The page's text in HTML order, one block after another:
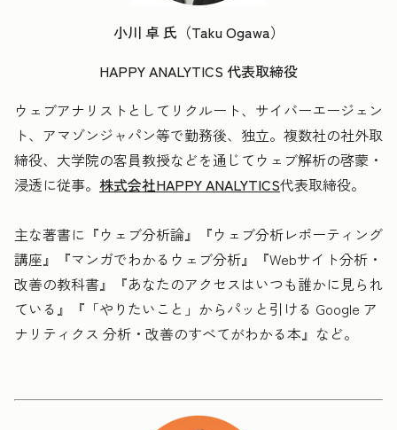
小川 卓 氏（Taku Ogawa）
HAPPY ANALYTICS 代表取締役
ウェブアナリストとしてリクルート、サイバーエージェン
ト、アマゾンジャパン等で勤務後、独立。複数社の社外取
締役、大学院の客員教授などを通じてウェブ解析の啓蒙・
浸透に従事。 株式会社HAPPY ANALYTICS代表取締役。
主な著書に『ウェブ分析論』『ウェブ分析レポーティング
講座』『マンガでわかるウェブ分析』『Webサイト分析・
改善の教科書』『あなたのアクセスはいつも誰かに見られ
ている』『「やりたいこと」からパッと引ける Google ア
ナリティクス 分析・改善のすべてがわかる本』など。